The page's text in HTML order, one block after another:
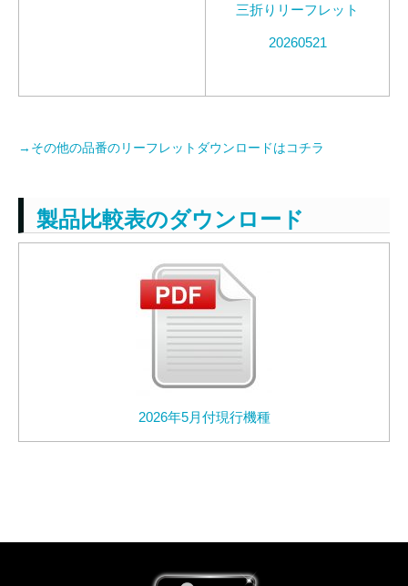
三折りリーフレット
20260521
→その他の品番のリーフレットダウンロードはコチラ
製品比較表のダウンロード
2026年5月付現行機種